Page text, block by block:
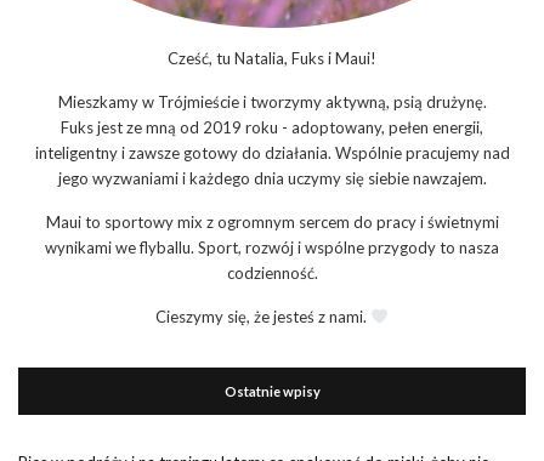
Cześć, tu Natalia, Fuks i Maui!
Mieszkamy w Trójmieście i tworzymy aktywną, psią drużynę.
Fuks jest ze mną od 2019 roku - adoptowany, pełen energii,
inteligentny i zawsze gotowy do działania. Wspólnie pracujemy nad
jego wyzwaniami i każdego dnia uczymy się siebie nawzajem.
Maui to sportowy mix z ogromnym sercem do pracy i świetnymi
wynikami we flyballu. Sport, rozwój i wspólne przygody to nasza
codzienność.
Cieszymy się, że jesteś z nami.
Ostatnie wpisy